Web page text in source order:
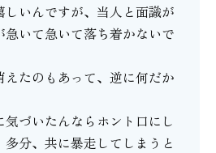
いんですが、当人と面識が
急いて急いて落ち着かないで
たのもあって、逆に何だか
づいたんならホント口にし
分、共に暴走してしまうと